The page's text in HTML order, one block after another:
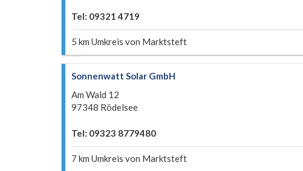
Tel: 09321 4719
5 km Umkreis von Marktsteft
Sonnenwatt Solar GmbH
Am Wald 12
97348 Rödelsee
Tel: 09323 8779480
7 km Umkreis von Marktsteft